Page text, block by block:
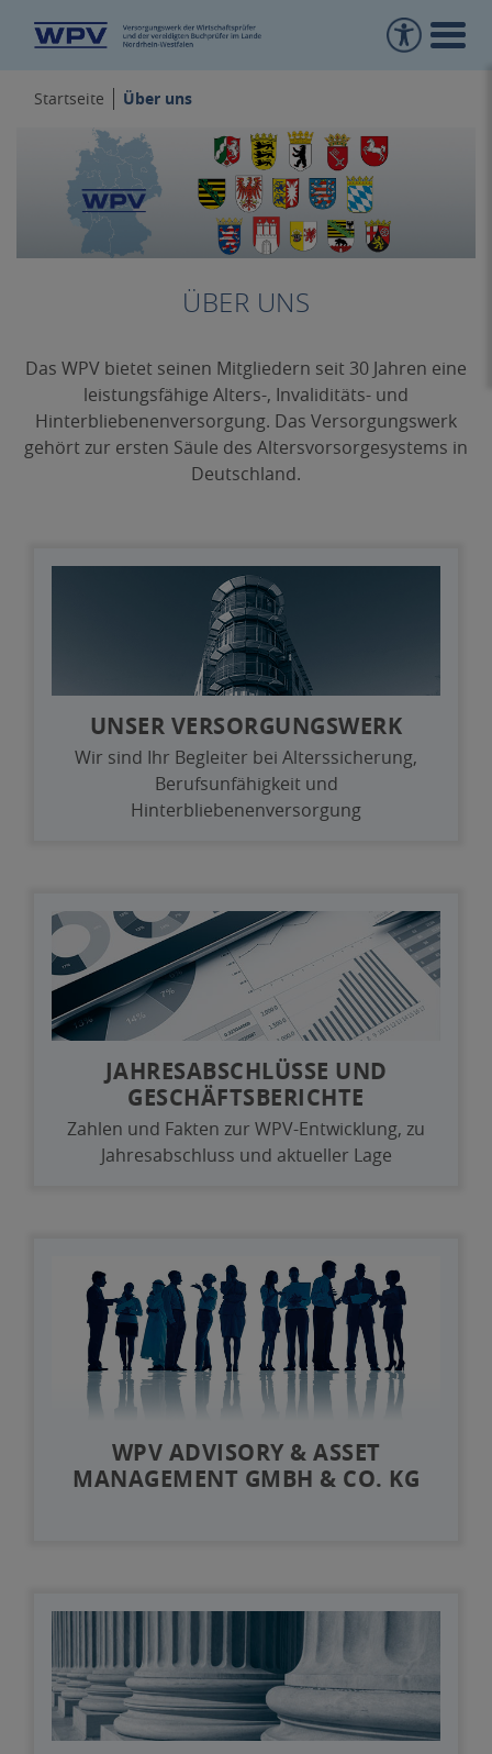
Startseite Über uns
ÜBER UNS
Das WPV bietet seinen Mitgliedern seit 30 Jahren eine
leistungsfähige Alters-, Invaliditäts- und
Hinterbliebenenversorgung. Das Versorgungswerk
gehört zur ersten Säule des Altersvorsorgesystems in
Deutschland.
UNSER VERSORGUNGSWERK
Wir sind Ihr Begleiter bei Alterssicherung,
Berufsunfähigkeit und
Hinterbliebenenversorgung
JAHRESABSCHLÜSSE UND
GESCHÄFTSBERICHTE
Zahlen und Fakten zur WPV-Entwicklung, zu
Jahresabschluss und aktueller Lage
WPV ADVISORY & ASSET
MANAGEMENT GMBH & CO. KG